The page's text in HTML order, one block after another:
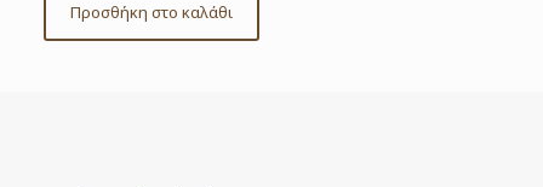
Προσθήκη στο καλάθι